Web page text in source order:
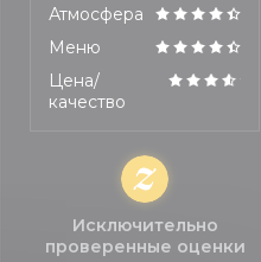
Атмосфера
Меню
Цена/
качество
Исключительно
проверенные оценки